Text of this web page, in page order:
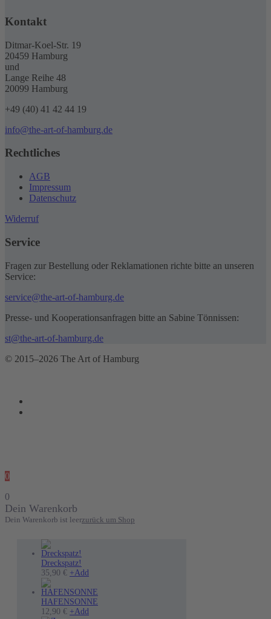
Kontakt
Ditmar-Koel-Str. 19
20459 Hamburg
und
Lange Reihe 48
20099 Hamburg
+49 (40) 41 42 44 19
info@the-art-of-hamburg.de
Rechtliches
AGB
Impressum
Datenschutz
Widerruf
Service
Fragen zur Bestellung oder Reklamationen richte bitte an unseren
Service:
service@the-art-of-hamburg.de
Presse- und Kooperationsanfragen bitte an Sabine Tönnissen:
st@the-art-of-hamburg.de
© 2015–2026 The Art of Hamburg
0
0
Dein Warenkorb
Dein Warenkorb ist leerzurück um Shop
Dreckspatz!
35,90 € +Add
weist
mehrere
HAFENSONNE
12,90 € +Add